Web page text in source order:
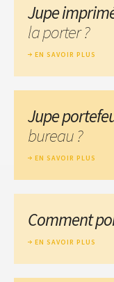
Jupe
la porter ?
EN SAVOIR PLUS
Jupe
bureau ?
EN SAVOIR PLUS
Comment
EN SAVOIR PLUS